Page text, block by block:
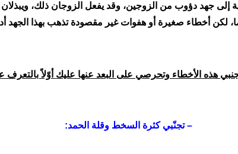
إلى جهد دؤوب من الزوجين، وقد يفعل الزوجان ذلك،
لكن أخطاء صغيرة أو هفوات غير مقصودة تذهب بهذا الجهد
هذه الأخطاء وتحرصي على البعد عنها عليك أوّلاً بالتعرف
– تجنّبي كثرة السخط وقلة الحمد: